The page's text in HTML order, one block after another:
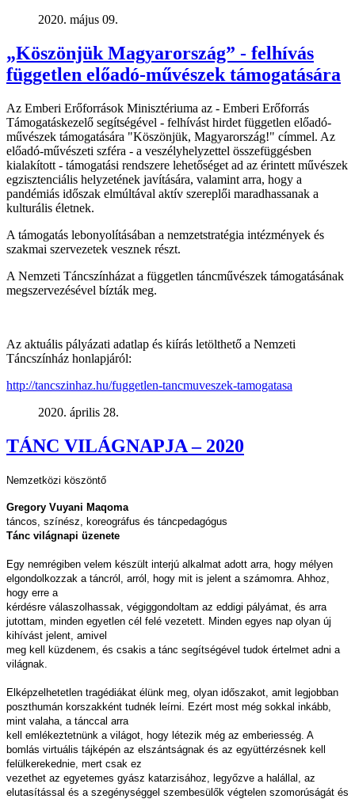
2020. május 09.
„Köszönjük Magyarország” - felhívás
független előadó-művészek támogatására
Az Emberi Erőforrások Minisztériuma az - Emberi Erőforrás
Támogatáskezelő segítségével - felhívást hirdet független előadó-
művészek támogatására "Köszönjük, Magyarország!" címmel. Az
előadó-művészeti szféra - a veszélyhelyzettel összefüggésben
kialakított - támogatási rendszere lehetőséget ad az érintett művészek
egzisztenciális helyzetének javítására, valamint arra, hogy a
pandémiás időszak elmúltával aktív szereplői maradhassanak a
kulturális életnek.
A támogatás lebonyolításában a nemzetstratégia intézmények és
szakmai szervezetek vesznek részt.
A Nemzeti Táncszínházat a független táncművészek támogatásának
megszervezésével bízták meg.
Az aktuális pályázati adatlap és kiírás letölthető a Nemzeti
Táncszínház honlapjáról:
http://tancszinhaz.hu/fuggetlen-tancmuveszek-tamogatasa
2020. április 28.
TÁNC VILÁGNAPJA – 2020
Nemzetközi köszöntő
Gregory Vuyani Maqoma
táncos, színész, koreográfus és táncpedagógus
Tánc világnapi üzenete
Egy nemrégiben velem készült interjú alkalmat adott arra, hogy mélyen
elgondolkozzak a táncról, arról, hogy mit is jelent a számomra. Ahhoz,
hogy erre a
kérdésre válaszolhassak, végiggondoltam az eddigi pályámat, és arra
jutottam, minden egyetlen cél felé vezetett. Minden egyes nap olyan új
kihívást jelent, amivel
meg kell küzdenem, és csakis a tánc segítségével tudok értelmet adni a
világnak.
Elképzelhetetlen tragédiákat élünk meg, olyan időszakot, amit legjobban
poszthumán korszakként tudnék leírni. Ezért most még sokkal inkább,
mint valaha, a tánccal arra
kell emlékeztetnünk a világot, hogy létezik még az emberiesség. A
bomlás virtuális tájképén az elszántságnak és az együttérzésnek kell
felülkerekednie, mert csak ez
vezethet az egyetemes gyász katarzisához, legyőzve a halállal, az
elutasítással és a szegénységgel szembesülők végtelen szomorúságát és